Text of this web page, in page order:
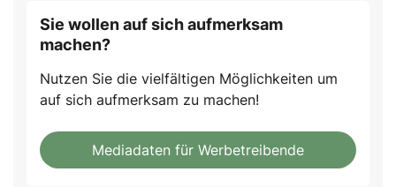
Sie wollen auf sich aufmerksam
machen?
Nutzen Sie die vielfältigen Möglichkeiten um
auf sich aufmerksam zu machen!
Mediadaten für Werbetreibende